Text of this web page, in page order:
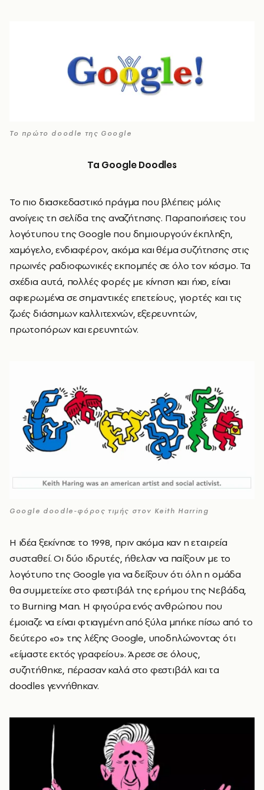
Το πρώτο doodle της Google
Τα Google Doodles
Το πιο διασκεδαστικό πράγμα που βλέπεις μόλις
ανοίγεις τη σελίδα της αναζήτησης. Παραποιήσεις του
λογότυπου της Google που δημιουργούν έκπληξη,
χαμόγελο, ενδιαφέρον, ακόμα και θέμα συζήτησης στις
πρωινές ραδιοφωνικές εκπομπές σε όλο τον κόσμο. Τα
σχέδια αυτά, πολλές φορές με κίνηση και ήχο, είναι
αφιερωμένα σε σημαντικές επετείους, γιορτές και τις
ζωές διάσημων καλλιτεχνών, εξερευνητών,
πρωτοπόρων και ερευνητών.
Google doodle-φόρος τιμής στον Keith Harring
Η ιδέα ξεκίνησε το 1998, πριν ακόμα καν η εταιρεία
συσταθεί. Οι δύο ιδρυτές, ήθελαν να παίξουν με το
λογότυπο της Google για να δείξουν ότι όλη η ομάδα
θα συμμετείχε στο φεστιβάλ της ερήμου της Νεβάδα,
το Burning Man. Η φιγούρα ενός ανθρώπου που
έμοιαζε να είναι φτιαγμένη από ξύλα μπήκε πίσω από το
δεύτερο «ο» της λέξης Google, υποδηλώνοντας ότι
«είμαστε εκτός γραφείου». Άρεσε σε όλους,
συζητήθηκε, πέρασαν καλά στο φεστιβάλ και τα
doodles γεννήθηκαν.